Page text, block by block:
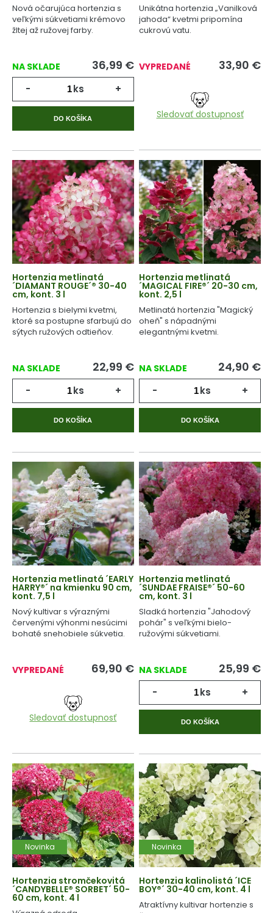
Nová očarujúca hortenzia s
veľkými súkvetiami krémovo
žltej až ružovej farby.
NA SKLADE 36,99 €
- ks +
DO KOŠÍKA
Unikátna hortenzia „Vanilková
jahoda“ kvetmi pripomína
cukrovú vatu.
VYPREDANÉ 33,90 €
Sledovať dostupnosť
Hortenzia metlinatá
´DIAMANT ROUGE´® 30-40
cm, kont. 3 l
Hortenzia s bielymi kvetmi,
ktoré sa postupne sfarbujú do
sýtych ružových odtieňov.
NA SKLADE 22,99 €
- ks +
DO KOŠÍKA
Hortenzia metlinatá
´MAGICAL FIRE®´ 20-30 cm,
kont. 2,5 l
Metlinatá hortenzia "Magický
oheň" s nápadnými
elegantnými kvetmi.
NA SKLADE 24,90 €
- ks +
DO KOŠÍKA
Hortenzia metlinatá ´EARLY
HARRY®´ na kmienku 90 cm,
kont. 7,5 l
Nový kultivar s výraznými
červenými výhonmi nesúcimi
bohaté snehobiele súkvetia.
VYPREDANÉ 69,90 €
Sledovať dostupnosť
Hortenzia metlinatá
´SUNDAE FRAISE®´ 50-60
cm, kont. 3 l
Sladká hortenzia "Jahodový
pohár" s veľkými bielo-
ružovými súkvetiami.
NA SKLADE 25,99 €
- ks +
DO KOŠÍKA
Novinka
Hortenzia stromčekovitá
´CANDYBELLE® SORBET´ 50-
60 cm, kont. 4 l
Novinka
Hortenzia kalinolistá ´ICE
BOY®´ 30-40 cm, kont. 4 l
Atraktívny kultivar hortenzie s